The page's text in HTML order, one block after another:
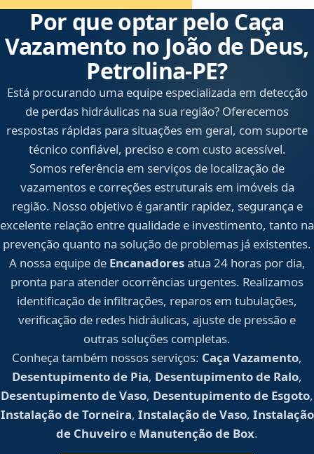
Por que optar pelo Caça
Vazamento no João de Deus,
Petrolina‑PE?
Está procurando uma equipe especializada em detecção
de perdas hidráulicas na sua região? Oferecemos
respostas rápidas para situações em geral, com suporte
técnico confiável, preciso e com custo acessível.
Somos referência em serviços de localização de
vazamentos e correções estruturais em imóveis da
região. Nosso objetivo é garantir rapidez, segurança e
excelente relação entre qualidade e investimento, tanto na
prevenção quanto na solução de problemas já existentes.
A nossa equipe de Encanadoresatua 24 horas por dia,
pronta para atender ocorrências urgentes. Realizamos
identificação de infiltrações, reparos em tubulações,
verificação de redes hidráulicas, ajuste de pressão e
outras soluções completas.
Conheça também nossos serviços: Caça Vazamento,
Desentupimento de Pia, Desentupimento de Ralo,
Desentupimento de Vaso, Desentupimento de Esgoto,
Instalação de Torneira, Instalação de Vaso, Instalação
de Chuveiro e Manutenção de Box.